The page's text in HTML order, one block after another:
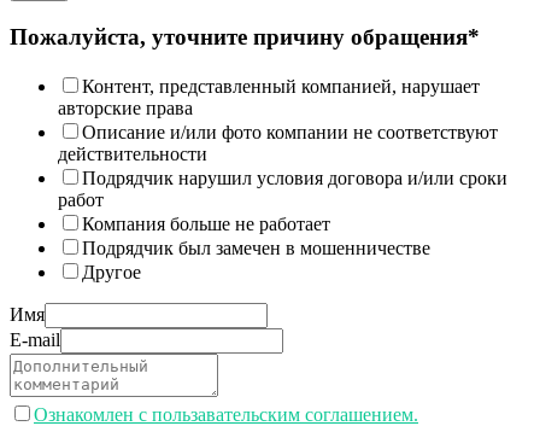
Пожалуйста, уточните причину обращения*
Контент, представленный компанией, нарушает
авторские права
Описание и/или фото компании не соответствуют
действительности
Подрядчик нарушил условия договора и/или сроки
работ
Компания больше не работает
Подрядчик был замечен в мошенничестве
Другое
Имя
E-mail
Ознакомлен с пользавательским соглашением.